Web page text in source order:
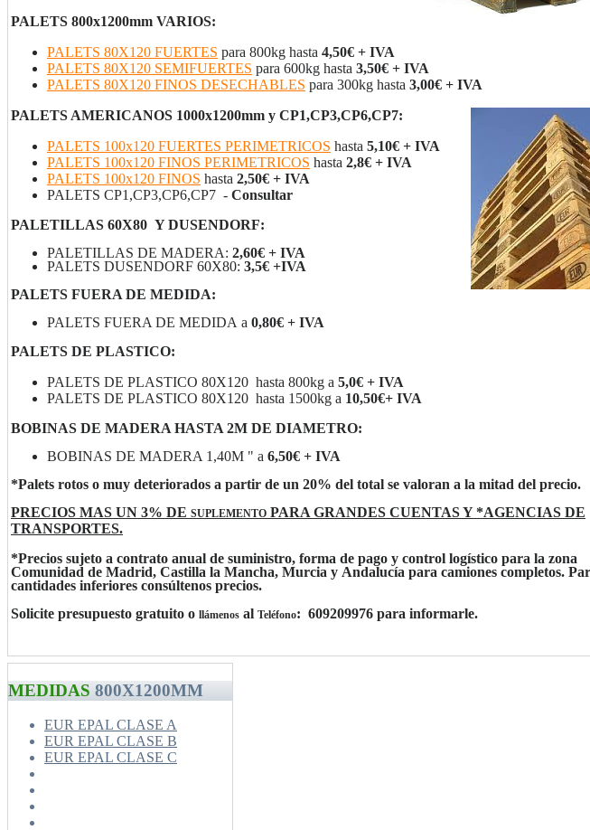
PALETS 800x1200mm VARIOS:
PALETS 80X120 FUERTES para 800kg hasta 4,50€ + IVA
PALETS 80X120 SEMIFUERTES para 600kg hasta 3,50€ + IVA
PALETS 80X120 FINOS DESECHABLES para 300kg hasta 3,00€ + IVA
PALETS AMERICANOS 1000x1200mm y CP1,CP3,CP6,CP7:
PALETS 100x120 FUERTES PERIMETRICOS hasta 5,10€ + IVA
PALETS 100x120 FINOS PERIMETRICOS hasta 2,8€ + IVA
PALETS 100x120 FINOS hasta 2,50€ + IVA
PALETS CP1,CP3,CP6,CP7 - Consultar
PALETILLAS 60X80 Y DUSENDORF:
PALETILLAS DE MADERA: 2,60€ + IVA
PALETS DUSENDORF 60X80: 3,5€ +IVA
PALETS FUERA DE MEDIDA:
PALETS FUERA DE MEDIDA a 0,80€ + IVA
PALETS DE PLASTICO:
PALETS DE PLASTICO 80X120 hasta 800kg a 5,0€ + IVA
PALETS DE PLASTICO 80X120 hasta 1500kg a 10,50€+ IVA
BOBINAS DE MADERA HASTA 2M DE DIAMETRO:
BOBINAS DE MADERA 1,40M " a 6,50€ + IVA
*Palets rotos o muy deteriorados a partir de un 20% del total se valoran a la mitad del precio.
PRECIOS MAS UN 3% DE SUPLEMENTO PARA GRANDES CUENTAS Y *AGENCIAS DE
TRANSPORTES.
*Precios sujeto a contrato anual de suministro, forma de pago y control logístico para la zona
Comunidad de Madrid, Castilla la Mancha, Murcia y Andalucía para camiones completos.
cantidades inferiores consúltenos precios.
Solicite presupuesto gratuito o llámenos al Teléfono: 609209976 para informarle.
MEDIDAS 800X1200MM
EUR EPAL CLASE A
EUR EPAL CLASE B
EUR EPAL CLASE C